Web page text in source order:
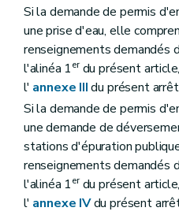
Si la demande de permis
une prise d'eau, elle
renseignements demandés
l'alinéa 1erdu présent
l' annexe IIIdu présent
Si la demande de permis
une demande de
stations d'épuration
renseignements demandés
l'alinéa 1erdu présent
l' annexe IVdu présent